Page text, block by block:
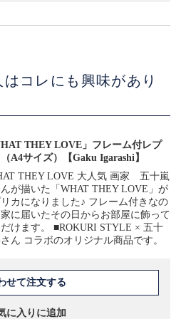
コレにも興味があり
THEY LOVE」フレーム付レプ
A4サイズ）【Gaku Igarashi】
THEY LOVE 大人気 画家 五十嵐
が描いた「WHAT THEY LOVE」が
カになりました♪ フレーム付きなの
に届いたその日からお部屋に飾って
けます。 ■ROKURI STYLE × 五十
ん コラボのオリジナル商品です。
せて注文する
に入りに追加